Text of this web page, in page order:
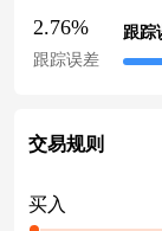
2.76%
跟踪误差
跟踪
交易规则
买入